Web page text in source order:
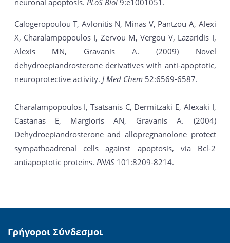
Calogeropoulou T, Avlonitis N, Minas V, Pantzou A, Alexi
X, Charalampopoulos I, Zervou M, Vergou V, Lazaridis I,
Alexis MN, Gravanis A. (2009) Novel
dehydroepiandrosterone derivatives with anti-apoptotic,
neuroprotective activity. J Med Chem52:6569-6587.
Charalampopoulos I, Tsatsanis C, Dermitzaki E, Alexaki I,
Castanas E, Margioris AN, Gravanis A. (2004)
Dehydroepiandrosterone and allopregnanolone protect
sympathoadrenal cells against apoptosis, via Bcl-2
antiapoptotic proteins. PNAS 101:8209-8214.
Γρήγοροι Σύνδεσμοι